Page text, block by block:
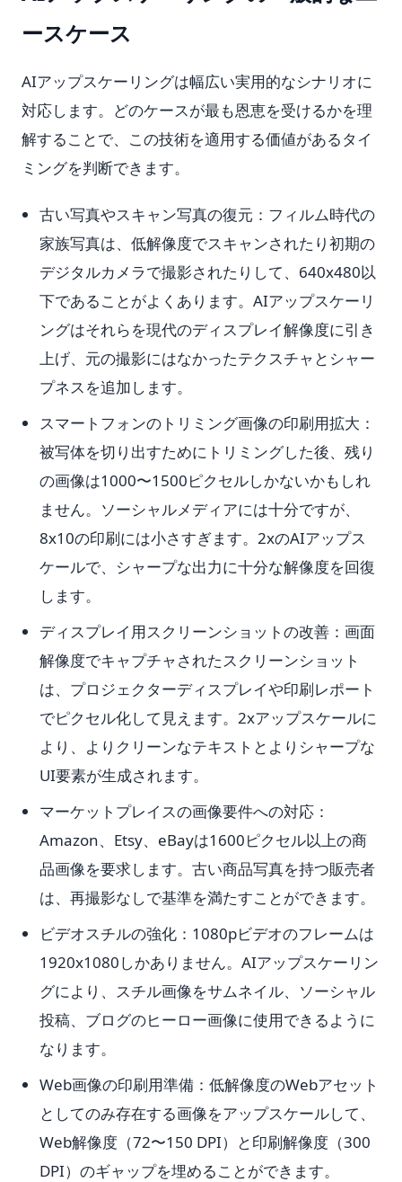
ースケース
AIアップスケーリングは幅広い実用的なシナリオに
対応します。どのケースが最も恩恵を受けるかを理
解することで、この技術を適用する価値があるタイ
ミングを判断できます。
古い写真やスキャン写真の復元：フィルム時代の
家族写真は、低解像度でスキャンされたり初期の
デジタルカメラで撮影されたりして、640x480以
下であることがよくあります。AIアップスケーリ
ングはそれらを現代のディスプレイ解像度に引き
上げ、元の撮影にはなかったテクスチャとシャー
プネスを追加します。
スマートフォンのトリミング画像の印刷用拡大：
被写体を切り出すためにトリミングした後、残り
の画像は1000〜1500ピクセルしかないかもしれ
ません。ソーシャルメディアには十分ですが、
8x10の印刷には小さすぎます。2xのAIアップス
ケールで、シャープな出力に十分な解像度を回復
します。
ディスプレイ用スクリーンショットの改善：画面
解像度でキャプチャされたスクリーンショット
は、プロジェクターディスプレイや印刷レポート
でピクセル化して見えます。2xアップスケールに
より、よりクリーンなテキストとよりシャープな
UI要素が生成されます。
マーケットプレイスの画像要件への対応：
Amazon、Etsy、eBayは1600ピクセル以上の商
品画像を要求します。古い商品写真を持つ販売者
は、再撮影なしで基準を満たすことができます。
ビデオスチルの強化：1080pビデオのフレームは
1920x1080しかありません。AIアップスケーリン
グにより、スチル画像をサムネイル、ソーシャル
投稿、ブログのヒーロー画像に使用できるように
なります。
Web画像の印刷用準備：低解像度のWebアセット
としてのみ存在する画像をアップスケールして、
Web解像度（72〜150 DPI）と印刷解像度（300
DPI）のギャップを埋めることができます。